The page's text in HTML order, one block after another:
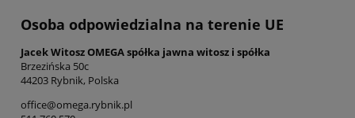
Osoba odpowiedzialna na terenie UE
Jacek Witosz OMEGA spółka jawna witosz i spółka
Brzezińska 50c
44203 Rybnik, Polska
office@omega.rybnik.pl